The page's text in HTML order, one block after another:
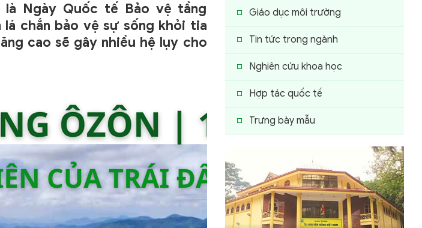
là Ngày Quốc tế Bảo vệ tầng
lá chắn bảo vệ sự sống khỏi tia
cao sẽ gây nhiều hệ lụy cho
Giáo dục môi trường
Tin tức trong ngành
Nghiên cứu khoa học
Hợp tác quốc tế
Trưng bày mẫu